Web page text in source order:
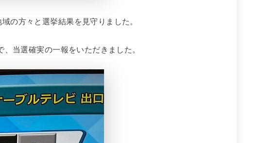
の方々と選挙結果を見守りました。
当選確実の一報をいただきました。